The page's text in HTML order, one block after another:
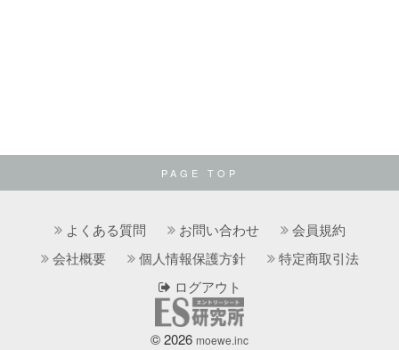
PAGE TOP
よくある質問 お問い合わせ
会員規約
会社概要
個人情報保護方針
特定商取引法
ログアウト
© 2026 moewe.inc